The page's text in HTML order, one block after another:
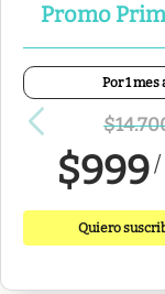
Promo
Por 1 mes
$
$999/
Quiero
Portal de